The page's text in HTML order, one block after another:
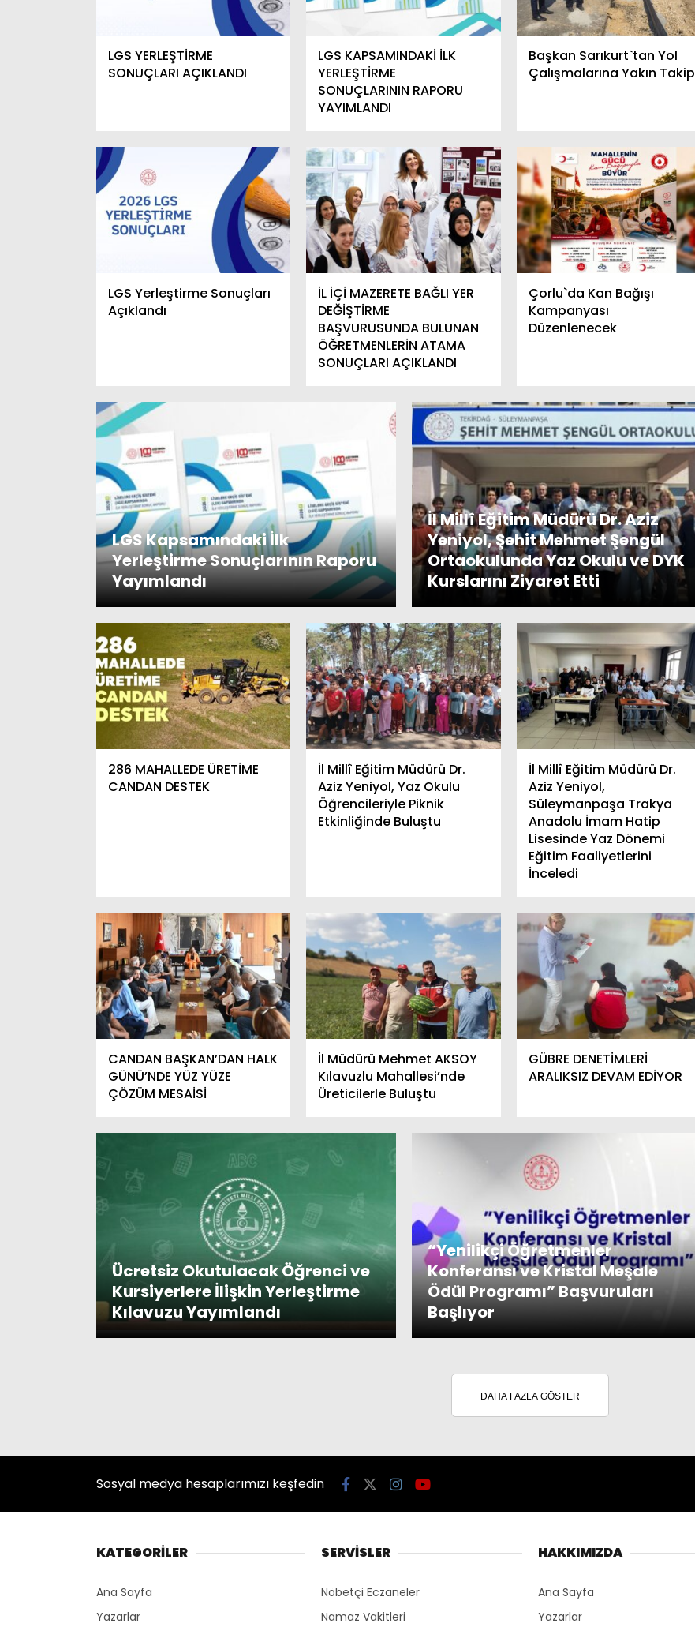
LGS YERLEŞTİRME
SONUÇLARI AÇIKLANDI
LGS KAPSAMINDAKİ İLK
YERLEŞTİRME
SONUÇLARININ RAPORU
YAYIMLANDI
Başkan Sarıkurt`tan Yol
Çalışmalarına Yakın Takip
LGS Yerleştirme Sonuçları
Açıklandı
İL İÇİ MAZERETE BAĞLI YER
DEĞİŞTİRME
BAŞVURUSUNDA BULUNAN
ÖĞRETMENLERİN ATAMA
SONUÇLARI AÇIKLANDI
Çorlu`da Kan Bağışı
Kampanyası
Düzenlenecek
LGS Kapsamındaki İlk
Yerleştirme Sonuçlarının Raporu
Yayımlandı
İl Millî Eğitim Müdürü Dr. Aziz
Yeniyol, Şehit Mehmet Şengül
Ortaokulunda Yaz Okulu ve DYK
Kurslarını Ziyaret Etti
286 MAHALLEDE ÜRETİME
CANDAN DESTEK
İl Millî Eğitim Müdürü Dr.
Aziz Yeniyol, Yaz Okulu
Öğrencileriyle Piknik
Etkinliğinde Buluştu
İl Millî Eğitim Müdürü Dr.
Aziz Yeniyol,
Süleymanpaşa Trakya
Anadolu İmam Hatip
Lisesinde Yaz Dönemi
Eğitim Faaliyetlerini
İnceledi
CANDAN BAŞKAN’DAN HALK
GÜNÜ’NDE YÜZ YÜZE
ÇÖZÜM MESAİSİ
İl Müdürü Mehmet AKSOY
Kılavuzlu Mahallesi’nde
Üreticilerle Buluştu
GÜBRE DENETİMLERİ
ARALIKSIZ DEVAM EDİYOR
Ücretsiz Okutulacak Öğrenci ve
Kursiyerlere İlişkin Yerleştirme
Kılavuzu Yayımlandı
“Yenilikçi Öğretmenler
Konferansı ve Kristal Meşale
Ödül Programı” Başvuruları
Başlıyor
DAHA FAZLA GÖSTER
Sosyal medya hesaplarımızı keşfedin
KATEGORİLER
Ana Sayfa
Yazarlar
SERVİSLER
Nöbetçi Eczaneler
Namaz Vakitleri
HAKKIMIZDA
Ana Sayfa
Yazarlar